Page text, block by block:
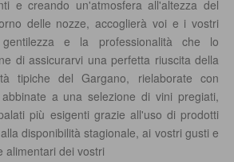
e creando un'atmosfera all'altezza del
delle nozze, accoglierà voi e i vostri
e la professionalità che lo
di assicurarvi una perfetta riuscita della
tipiche del Gargano, rielaborate con
a una selezione di vini pregiati,
più esigenti grazie all'uso di prodotti
disponibilità stagionale, ai vostri gusti e
alimentari dei vostri